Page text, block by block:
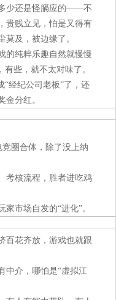
少还是怪膈应的——不
贵贱立见，怕是又得有
莫及，被边缘了。
的纯粹乐趣自然就慢慢
些，就不太对味了。
“经纪公司老板”了，还
金分红。
圈合体，除了没上纳
考核流程，胜者进吃鸡
市场自发的“进化”。
百花齐放，游戏也就跟
中介，哪怕是“虚拟江